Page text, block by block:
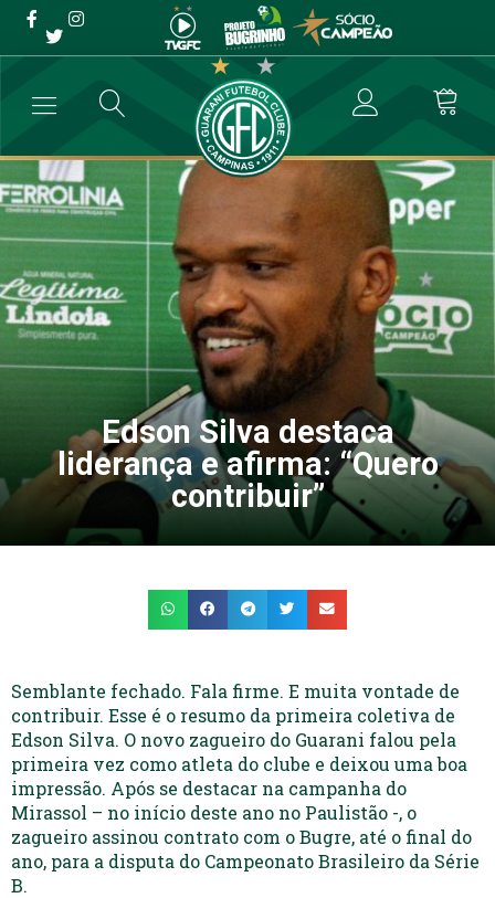
Edson Silva destaca
liderança e afirma: “Quero
contribuir”
→ Futebol Profissional → Edson Silva destaca liderança e afirma:
Edson Silva destaca
liderança e afirma: “Quero
contribuir”
Semblante fechado. Fala firme. E muita vontade de
contribuir. Esse é o resumo da primeira coletiva de
Edson Silva. O novo zagueiro do Guarani falou pela
primeira vez como atleta do clube e deixou uma boa
impressão. Após se destacar na campanha do
Mirassol – no início deste ano no Paulistão -, o
zagueiro assinou contrato com o Bugre, até o final do
ano, para a disputa do Campeonato Brasileiro da Série
B.